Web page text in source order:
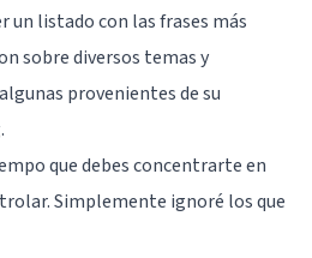
un listado con las frases más
sobre diversos temas y
provenientes de su
que debes concentrarte en
Simplemente ignoré los que